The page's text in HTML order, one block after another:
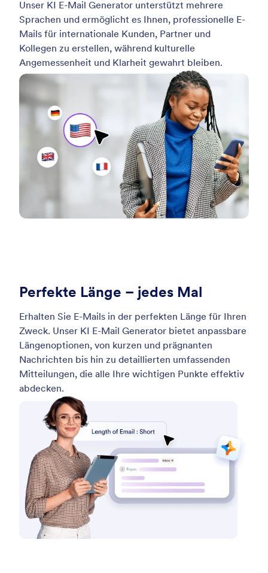
Unser KI E-Mail Generator unterstützt mehrere
Sprachen und ermöglicht es Ihnen, professionelle E-
Mails für internationale Kunden, Partner und
Kollegen zu erstellen, während kulturelle
Angemessenheit und Klarheit gewahrt bleiben.
Perfekte Länge – jedes Mal
Erhalten Sie E-Mails in der perfekten Länge für Ihren
Zweck. Unser KI E-Mail Generator bietet anpassbare
Längenoptionen, von kurzen und prägnanten
Nachrichten bis hin zu detaillierten umfassenden
Mitteilungen, die alle Ihre wichtigen Punkte effektiv
abdecken.